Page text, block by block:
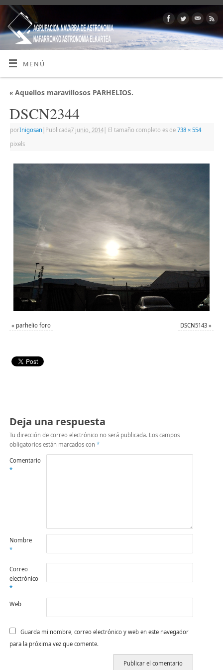
MENÚ
«Aquellos maravillosos PARHELIOS.
DSCN2344
porInigosan Publicada7 junio, 2014| El tamaño completo es de 738 × 554
pixels
« parhelio foro DSCN5143 »
Deja una respuesta
Tu dirección de correo electrónico no será publicada. Los campos
obligatorios están marcados con *
Comentario
*
Nombre
*
Correo
electrónico
*
Web
Guarda mi nombre, correo electrónico y web en este navegador
para la próxima vez que comente.